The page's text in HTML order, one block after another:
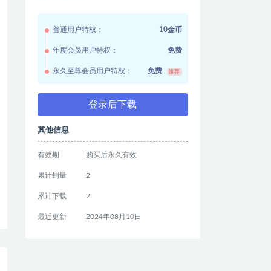
普通用户特权： 10金币
年度会员用户特权： 免费
永久至尊会员用户特权： 免费 推荐
登录后下载
其他信息
有效期 购买后永久有效
累计销量 2
累计下载 2
最近更新 2024年08月10日